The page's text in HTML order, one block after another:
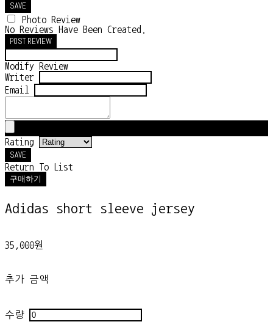
SAVE
Photo Review
No Reviews Have Been Created.
POST REVIEW
Modify Review
Writer
Email
Rating
SAVE
Return To List
구매하기
Adidas short sleeve jersey
35,000원
추가 금액
수량